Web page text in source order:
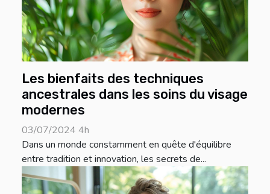
Les bienfaits des techniques
ancestrales dans les soins du visage
modernes
03/07/2024 4h
Dans un monde constamment en quête d'équilibre
entre tradition et innovation, les secrets de...